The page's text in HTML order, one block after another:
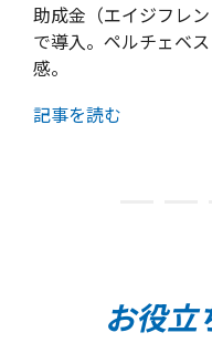
助成金（エイジフレ
で導入。ペルチェベ
感。
記事を読む
お役立